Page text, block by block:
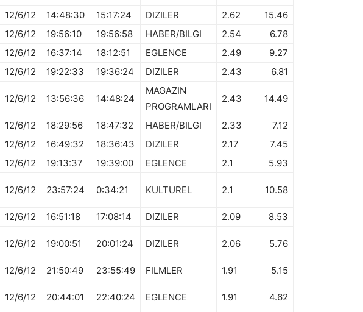
12/6/12 14:48:30 15:17:24 DIZILER 2.62
15.46
12/6/12 19:56:10 19:56:58 HABER/BILGI 2.54
6.78
12/6/12 16:37:14 18:12:51 EGLENCE 2.49
9.27
12/6/12 19:22:33 19:36:24 DIZILER 2.43 6.81
12/6/12 13:56:36 14:48:24
MAGAZIN
PROGRAMLARI
2.43 14.49
12/6/12 18:29:56 18:47:32 HABER/BILGI 2.33
7.12
12/6/12 16:49:32 18:36:43 DIZILER 2.17
7.45
12/6/12 19:13:37 19:39:00 EGLENCE 2.1 5.93
12/6/12 23:57:24 0:34:21 KULTUREL 2.1 10.58
12/6/12 16:51:18 17:08:14 DIZILER 2.09 8.53
12/6/12 19:00:51 20:01:24 DIZILER 2.06 5.76
12/6/12 21:50:49 23:55:49 FILMLER 1.91 5.15
12/6/12 20:44:01 22:40:24 EGLENCE 1.91 4.62